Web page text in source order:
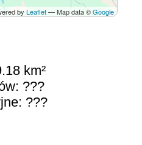
byLeaflet— Map data ©Google
km²
???
???